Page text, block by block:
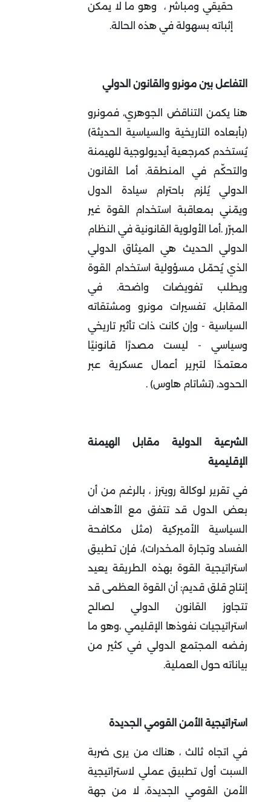
حقيقي ومباشر ،
وهو ما لا يمكن
إثباته بسهولة في هذه الحالة.
التفاعل بين مونرو والقانون الدولي
هنا يكمن التناقض الجوهري، فمونرو
(بأبعاده التاريخية والسياسية الحديثة)
يُستخدم كمرجعية أيديولوجية للهيمنة
والتحكّم في المنطقة. أما القانون
الدولي يُلزم باحترام سيادة الدول
ويمّني بمعاقبة استخدام القوة غير
المبرّر .أما الأولوية القانونية في النظام
الدولي الحديث هي الميثاق الدولي
الذي يُحمّل مسؤولية استخدام القوة
ويطلب تفويضات واضحة. في
المقابل، تفسيرات مونرو ومشتقاته
السياسية - وإن كانت ذات تأثير تاريخي
وسياسي - ليست مصدرًا قانونيًا
معتمدًا لتبرير أعمال عسكرية عبر
الحدود، (تشاتام هاوس) .
الشرعية الدولية مقابل الهيمنة
الإقليمية
في تقرير لوكالة رويترز ، بالرغم من أن
بعض الدول قد تتفق مع الأهداف
السياسية الأميركية (مثل مكافحة
الفساد وتجارة المخدرات)، فإن تطبيق
استراتيجية القوة بهذه الطريقة يعيد
إنتاج قلق قديم: أن القوة العظمى قد
تتجاوز القانون الدولي لصالح
استراتيجيات نفوذها الإقليمي ،وهو ما
رفضه المجتمع الدولي في كثير من
بياناته حول العملية.
استراتيجية الأمن القومي الجديدة
في اتجاه ثالث ، هناك من يرى ضربة
السبت أول تطبيق عملي لاستراتيجية
الأمن القومي الجديدة، لا من جهة